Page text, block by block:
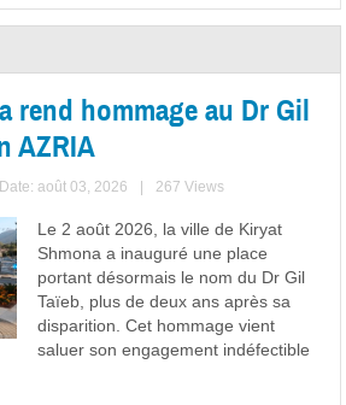
rend hommage au Dr Gil
AZRIA
Date: août 03, 2026 267 Views
Le 2 août 2026, la ville de Kiryat
Shmona a inauguré une place
portant désormais le nom du Dr Gil
Taïeb, plus de deux ans après sa
disparition. Cet hommage vient
saluer son engagement indéfectible